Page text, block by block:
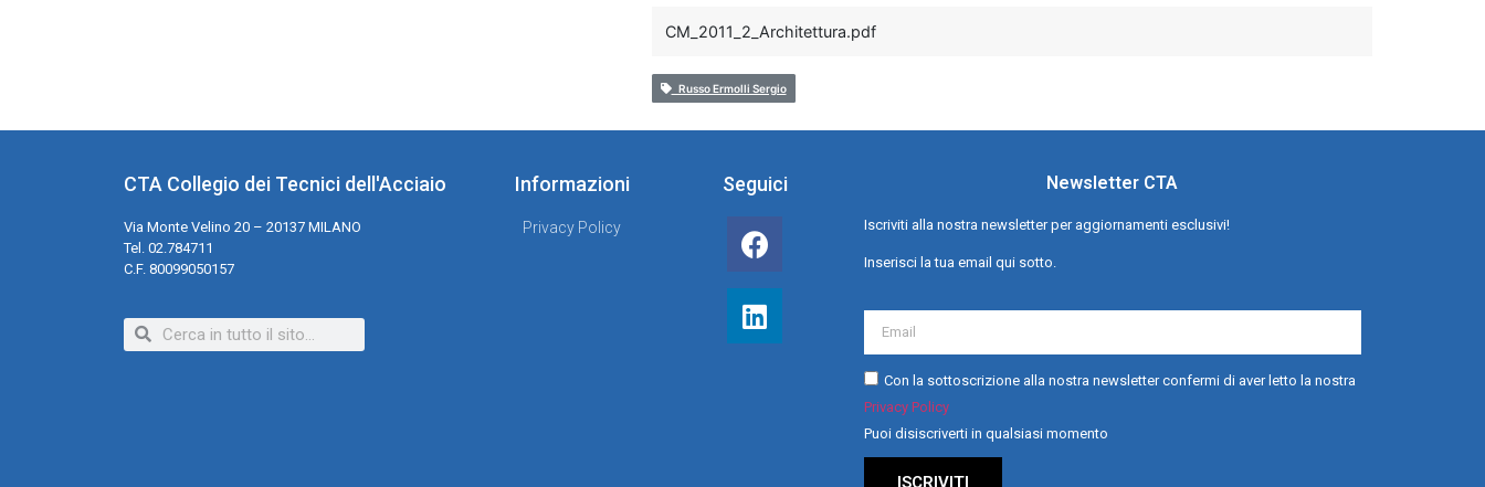
CM_2011_2_Architettura.pdf
Russo Ermolli Sergio
CTA Collegio dei Tecnici dell'Acciaio
Via Monte Velino 20 – 20137 MILANO
Tel. 02.784711
C.F. 80099050157
Informazioni
Privacy Policy
Seguici Newsletter CTA
Iscriviti alla nostra newsletter per aggiornamenti esclusivi!
Inserisci la tua email qui sotto.
Con la sottoscrizione alla nostra newsletter confermi di aver letto la nostra
Privacy Policy
Puoi disiscriverti in qualsiasi momento
ISCRIVITI